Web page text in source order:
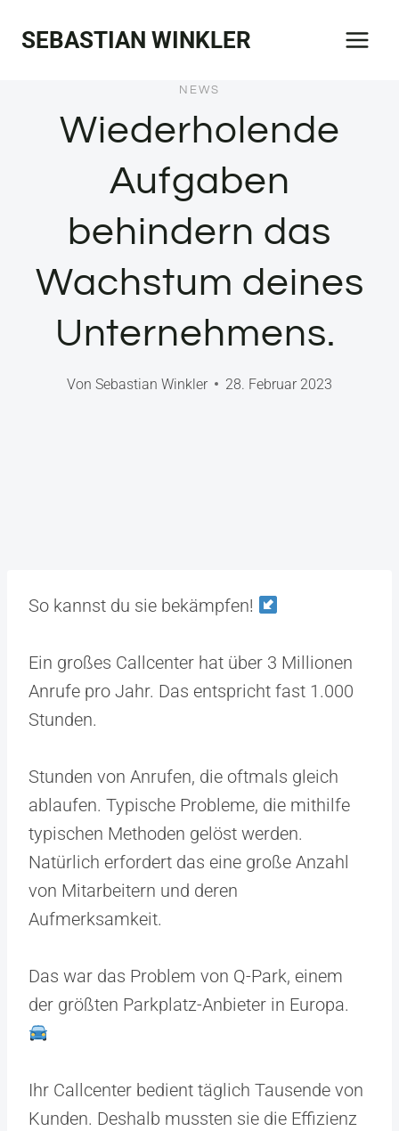
InhaltSEBASTIAN WINKLER
NEWS
Wiederholende
Aufgaben
behindern das
Wachstum deines
Unternehmens.
Von Sebastian Winkler 28. Februar 2023
So kannst du sie bekämpfen!
Ein großes Callcenter hat über 3 Millionen
Anrufe pro Jahr. Das entspricht fast 1.000
Stunden.
Stunden von Anrufen, die oftmals gleich
ablaufen. Typische Probleme, die mithilfe
typischen Methoden gelöst werden.
Natürlich erfordert das eine große Anzahl
von Mitarbeitern und deren
Aufmerksamkeit.
Das war das Problem von Q-Park, einem
der größten Parkplatz-Anbieter in Europa.
Ihr Callcenter bedient täglich Tausende von
Kunden. Deshalb mussten sie die Effizienz